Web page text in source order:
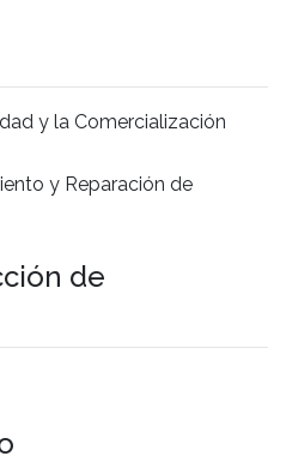
y la Comercialización
y Reparación de
de